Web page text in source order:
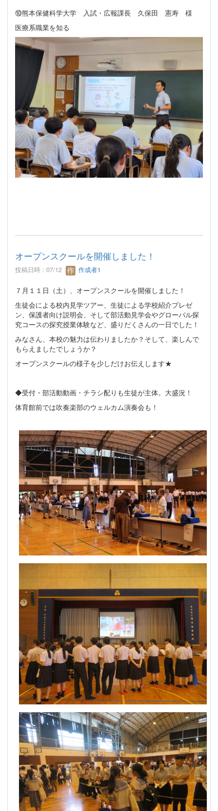
⑩熊本保健科学大学 入試・広報課長 久保田 憲寿 様
医療系職業を知る
オープンスクールを開催しました！
投稿日時 : 07/12 作成者1
７月１１日（土）、オープンスクールを開催しました！
生徒会による校内見学ツアー、生徒による学校紹介プレゼ
ン、保護者向け説明会、そして部活動見学会やグローバル探
究コースの探究授業体験など、盛りだくさんの一日でした！
みなさん、本校の魅力は伝わりましたか？そして、楽しんで
もらえましたでしょうか？
オープンスクールの様子を少しだけお伝えします★
◆受付・部活動動画・チラシ配りも生徒が主体。大盛況！
体育館前では吹奏楽部のウェルカム演奏会も！